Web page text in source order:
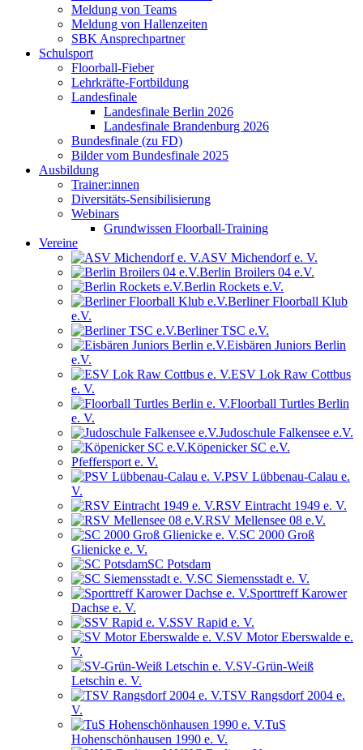
Meldung von Teams
Meldung von Hallenzeiten
SBK Ansprechpartner
Schulsport
Floorball-Fieber
Lehrkräfte-Fortbildung
Landesfinale
Landesfinale Berlin 2026
Landesfinale Brandenburg 2026
Bundesfinale (zu FD)
Bilder vom Bundesfinale 2025
Ausbildung
Trainer:innen
Diversitäts-Sensibilisierung
Webinars
Grundwissen Floorball-Training
Vereine
ASV Michendorf e. V.
Berlin Broilers 04 e.V.
Berlin Rockets e.V.
Berliner Floorball Klub
e.V.
Berliner TSC e.V.
Eisbären Juniors Berlin
e.V.
ESV Lok Raw Cottbus
e. V.
Floorball Turtles Berlin
e. V.
Judoschule Falkensee e.V.
Köpenicker SC e.V.
Pfeffersport e. V.
PSV Lübbenau-Calau e.
V.
RSV Eintracht 1949 e. V.
RSV Mellensee 08 e.V.
SC 2000 Groß
Glienicke e. V.
SC Potsdam
SC Siemensstadt e. V.
Sporttreff Karower
Dachse e. V.
SSV Rapid e. V.
SV Motor Eberswalde e.
V.
SV-Grün-Weiß
Letschin e. V.
TSV Rangsdorf 2004 e.
V.
TuS
Hohenschönhausen 1990 e. V.